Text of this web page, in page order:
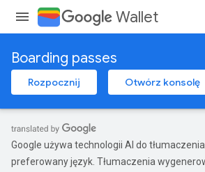
Wallet
Boarding passes
Rozpocznij Otwórz konsolę
Google używa technologii AI do
preferowany język. Tłumaczenia